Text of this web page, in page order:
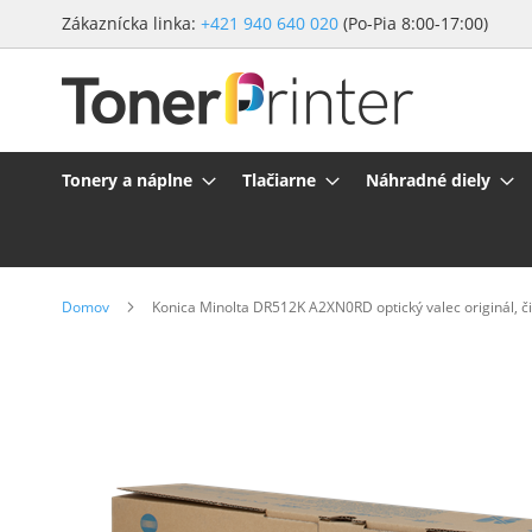
Preskočiť
na
Zákaznícka linka: +421 940 640 020 (Po-Pia 8:00-17:00)
Tonery a náplne Tlačiarne Náhradné diely
Domov Konica Minolta DR512K A2XN0RD optický valec originál,